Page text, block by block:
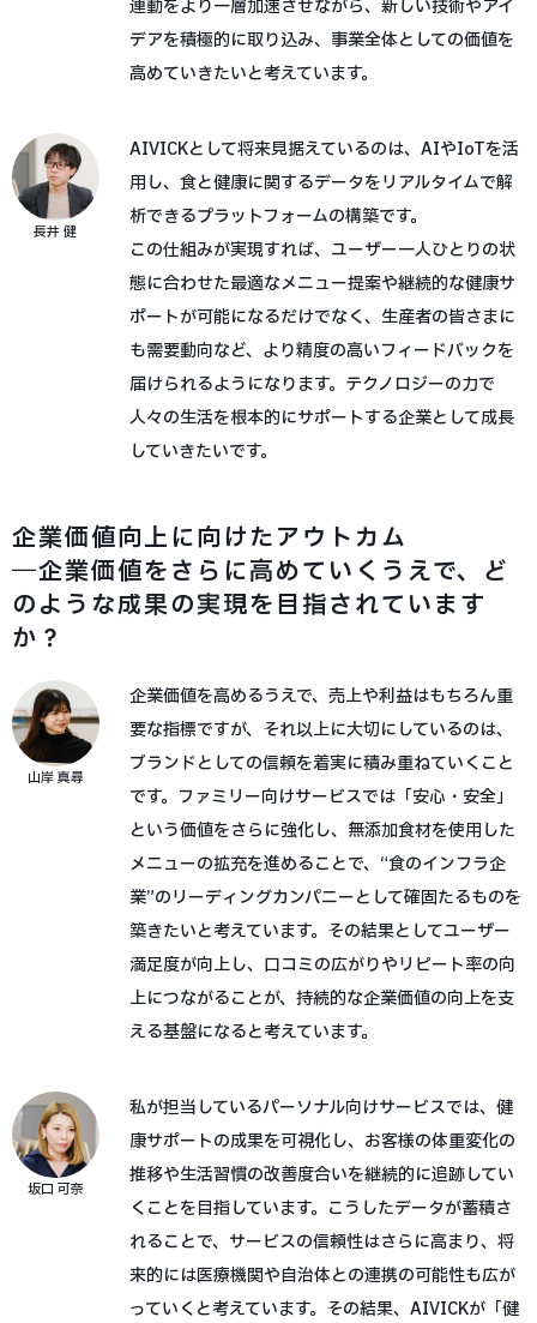
連動をより一層加速させながら、新しい技術やアイ
デアを積極的に取り込み、事業全体としての価値を
高めていきたいと考えています。
長井 健
AIVICKとして将来見据えているのは、AIやIoTを活
用し、食と健康に関するデータをリアルタイムで解
析できるプラットフォームの構築です。
この仕組みが実現すれば、ユーザー一人ひとりの状
態に合わせた最適なメニュー提案や継続的な健康サ
ポートが可能になるだけでなく、生産者の皆さまに
も需要動向など、より精度の高いフィードバックを
届けられるようになります。テクノロジーの力で
人々の生活を根本的にサポートする企業として成長
していきたいです。
企業価値向上に向けたアウトカム
―企業価値をさらに高めていくうえで、ど
のような成果の実現を目指されています
か？
山岸 真尋
企業価値を高めるうえで、売上や利益はもちろん重
要な指標ですが、それ以上に大切にしているのは、
ブランドとしての信頼を着実に積み重ねていくこと
です。ファミリー向けサービスでは「安心・安全」
という価値をさらに強化し、無添加食材を使用した
メニューの拡充を進めることで、“食のインフラ企
業”のリーディングカンパニーとして確固たるものを
築きたいと考えています。その結果としてユーザー
満足度が向上し、口コミの広がりやリピート率の向
上につながることが、持続的な企業価値の向上を支
える基盤になると考えています。
坂口 可奈
私が担当しているパーソナル向けサービスでは、健
康サポートの成果を可視化し、お客様の体重変化の
推移や生活習慣の改善度合いを継続的に追跡してい
くことを目指しています。こうしたデータが蓄積さ
れることで、サービスの信頼性はさらに高まり、将
来的には医療機関や自治体との連携の可能性も広が
っていくと考えています。その結果、AIVICKが「健